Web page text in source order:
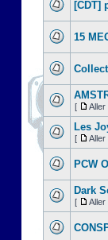
[CDT]
15
[ Aller
Les
[ Aller
PCW
Dark
[ Aller